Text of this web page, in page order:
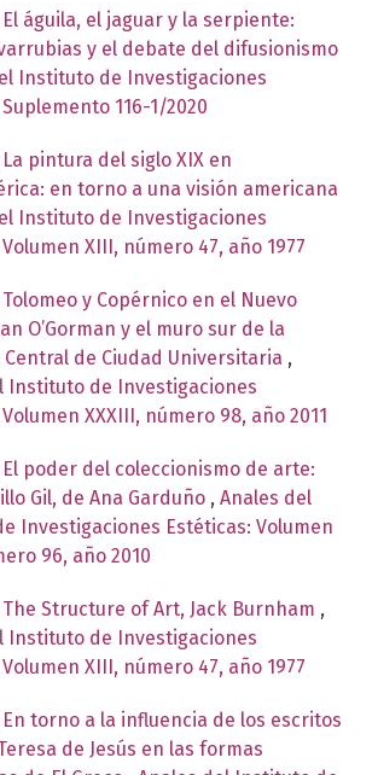
El águila, el jaguar y la serpiente:
y el debate del difusionismo
Instituto de Investigaciones
116-1/2020
La pintura del siglo XIX en
en torno a una visión americana
Instituto de Investigaciones
XIII, número 47, año 1977
Tolomeo y Copérnico en el Nuevo
O’Gorman y el muro sur de la
Central de Ciudad Universitaria ,
Instituto de Investigaciones
XXXIII, número 98, año 2011
El poder del coleccionismo de arte:
Gil, de Ana Garduño , Anales del
Investigaciones Estéticas: Volumen
96, año 2010
The Structure of Art, Jack Burnham ,
Instituto de Investigaciones
XIII, número 47, año 1977
En torno a la influencia de los escritos
de Jesús en las formas